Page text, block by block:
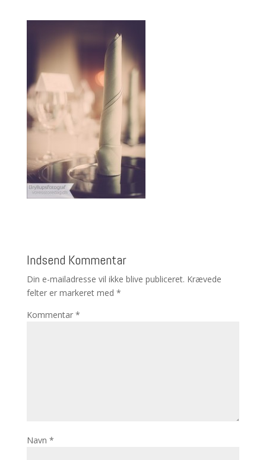
Indsend Kommentar
Din e-mailadresse vil ikke blive publiceret. Krævede
felter er markeret med *
Kommentar *
Navn *